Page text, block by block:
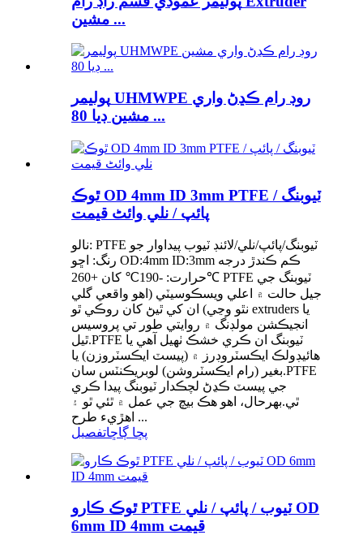
مشين ...
پوليمر UHMWPE روڊ رام ڪڍڻ واري
مشين ڊيا 80 ...
ٿوڪ OD 4mm ID 3mm PTFE ٽيوبنگ /
پائپ / نلي وائٹ قيمت
نالو: PTFE ٽيوبنگ/پائپ/نلي/لائنڊ ٽيوب پيداوار جو
رنگ: اڇو OD:4mm ID:3mm ڪم ڪندڙ درجه
حرارت: -190℃ کان +260℃ PTFE ٽيوبنگ جي
جيل حالت ۾ اعلي ويسڪوسيٽي (اهو واقعي گلي
نٿو وڃي) ان کي ٿيڻ کان روڪي ٿو extruders يا
انجيڪشن مولڊنگ ۾ روايتي طور تي پروسيس
ٿيل.PTFE ٽيوبنگ ان ڪري خشڪ ٺهيل آهي يا
هائيڊولڪ ايڪسٽروڊرز ۾ (پيسٽ ايڪسٽروزن) يا
بغير (رام ايڪسٽروشن) لوبريڪنٽس سان.PTFE
جي پيسٽ ڪڍڻ لچڪدار ٽيوبنگ پيدا ڪري
ٿي.بهرحال، اهو هڪ بيچ جي عمل ۾ ٿئي ٿو ۽
اهڙيء طرح ...
پڇا ڳاڇاتفصيل
ٿوڪ ڪارو PTFE ٽيوب / پائپ / نلي OD
6mm ID 4mm قيمت